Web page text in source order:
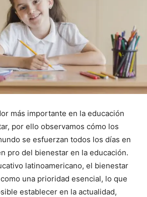
más importante en la educación
por ello observamos cómo los
se esfuerzan todos los días en
pro del bienestar en la educación.
latinoamericano, el bienestar
una prioridad esencial, lo que
establecer en la actualidad,